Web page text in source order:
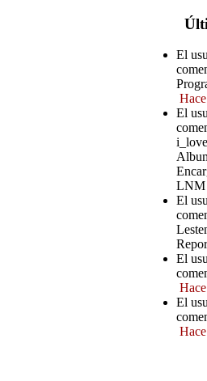
El
El
LNM
El
El
El